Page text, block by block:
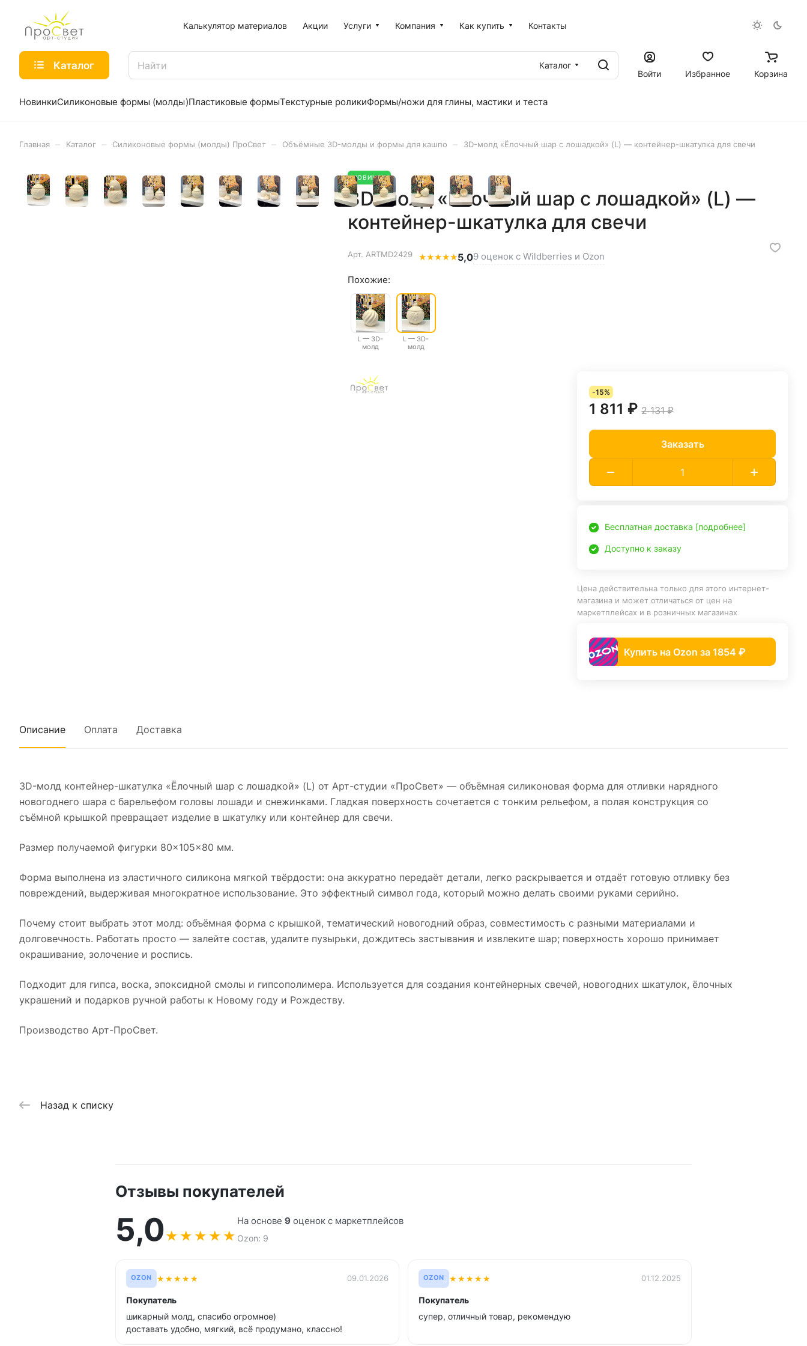
Калькулятор материалов Акции Услуги Компания Как купить Контакты
Каталог
Каталог
Войти
Избранное Корзина
НовинкиСиликоновые формы (молды)Пластиковые формыТекстурные роликиФормы/ножи для глины, мастики и теста
Главная Каталог Силиконовые формы (молды) ПроСвет Объёмные 3D-молды и формы для кашпо 3D-молд «Ёлочный шар с лошадкой» (L) — контейнер-шкатулка для свечи
НОВИНКА
3D-молд «Ёлочный шар с лошадкой» (L) —
контейнер-шкатулка для свечи
Арт. ARTMD2429 ★★★★★5,09 оценок с Wildberries и Ozon
Похожие:
L — 3D-
молд
"Ёлочный
шар 2.0"
L — 3D-
молд
-15%
1 811 ₽ 2 131 ₽
Заказать
Бесплатная доставка [подробнее]
Доступно к заказу
Цена действительна только для этого интернет-
магазина и может отличаться от цен на
маркетплейсах и в розничных магазинах
Купить на Ozon за 1854 ₽
Описание Оплата Доставка
3D-молд контейнер-шкатулка «Ёлочный шар с лошадкой» (L) от Арт-студии «ПроСвет» — объёмная силиконовая форма для отливки нарядного
новогоднего шара с барельефом головы лошади и снежинками. Гладкая поверхность сочетается с тонким рельефом, а полая конструкция со
съёмной крышкой превращает изделие в шкатулку или контейнер для свечи.
Размер получаемой фигурки 80×105×80 мм.
Форма выполнена из эластичного силикона мягкой твёрдости: она аккуратно передаёт детали, легко раскрывается и отдаёт готовую отливку без
повреждений, выдерживая многократное использование. Это эффектный символ года, который можно делать своими руками серийно.
Почему стоит выбрать этот молд: объёмная форма с крышкой, тематический новогодний образ, совместимость с разными материалами и
долговечность. Работать просто — залейте состав, удалите пузырьки, дождитесь застывания и извлеките шар; поверхность хорошо принимает
окрашивание, золочение и роспись.
Подходит для гипса, воска, эпоксидной смолы и гипсополимера. Используется для создания контейнерных свечей, новогодних шкатулок, ёлочных
украшений и подарков ручной работы к Новому году и Рождеству.
Производство Арт-ПроСвет.
Назад к списку
Отзывы покупателей
5,0★ ★ ★ ★ ★
На основе 9 оценок с маркетплейсов
Ozon: 9
OZON ★★★★★ 09.01.2026
Покупатель
шикарный молд, спасибо огромное)
доставать удобно, мягкий, всё продумано, классно!
OZON ★★★★★ 01.12.2025
Покупатель
супер, отличный товар, рекомендую